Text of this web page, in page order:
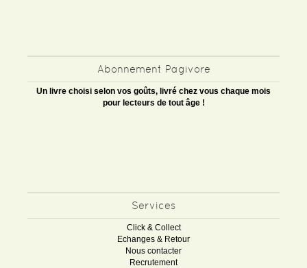
Abonnement Pagivore
Un livre choisi selon vos goûts, livré chez vous chaque mois
pour lecteurs de tout âge !
Services
Click & Collect
Echanges & Retour
Nous contacter
Recrutement